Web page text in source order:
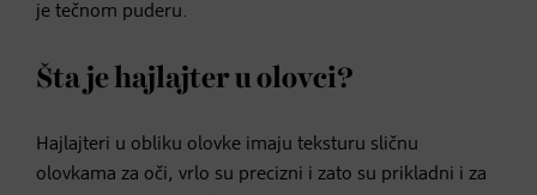
je tečnom puderu.
Šta je hajlajter u olovci?
Hajlajteri u obliku olovke imaju teksturu sličnu
olovkama za oči, vrlo su precizni i zato su prikladni i za